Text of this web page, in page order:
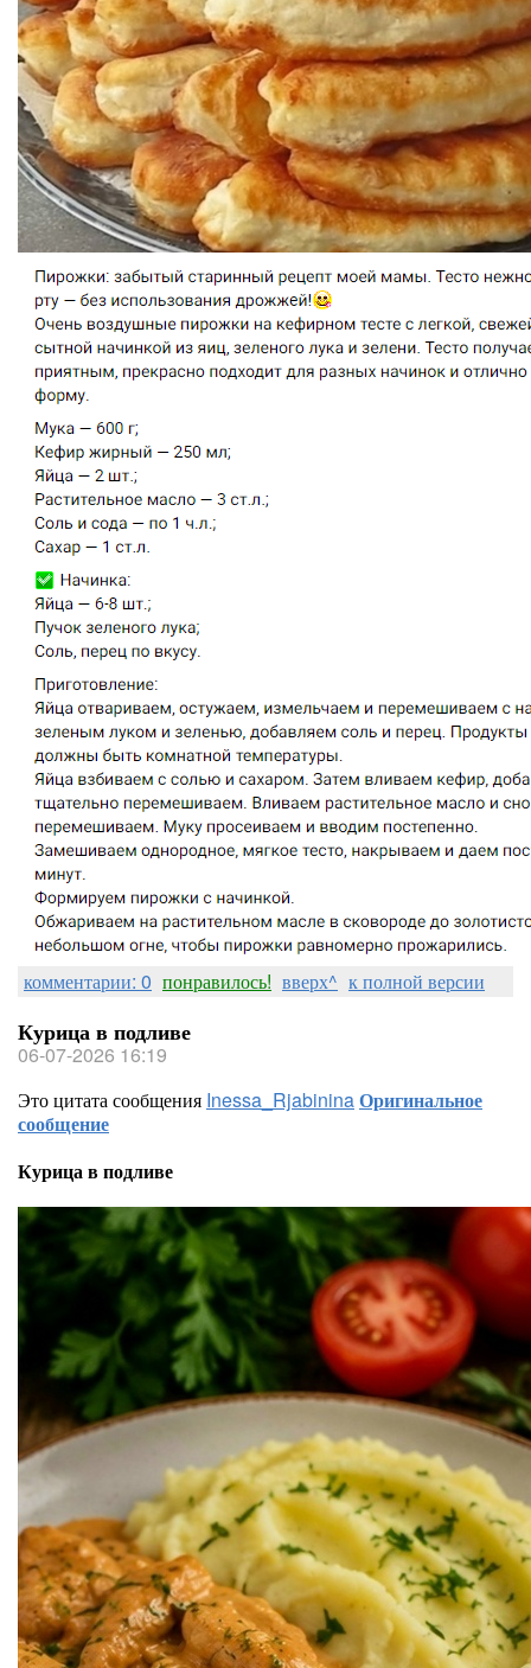
комментарии: 0 понравилось! вверх^ к полной версии
Курица в подливе
06-07-2026 16:19
Это цитата сообщения Inessa_RjabininaОригинальное
сообщение
Курица в подливе